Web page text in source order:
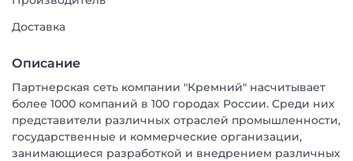
Доставка
Описание
Партнерская сеть компании "Кремний" насчитывает
более 1000 компаний в 100 городах России. Среди них
представители различных отраслей промышленности,
государственные и коммерческие организации,
занимающиеся разработкой и внедрением различных